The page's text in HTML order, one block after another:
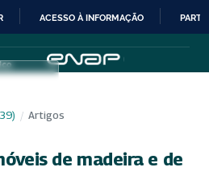
IR
PARA
CONTEÚDO
ACESSO À INFORMAÇÃO
/ Artigos
de madeira e de